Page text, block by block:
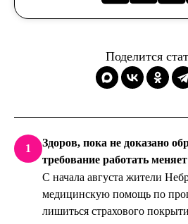
Поделится
1
Здоров, пока не доказано
требование работать
С начала августа жители
медицинскую помощь по
лишиться страхового